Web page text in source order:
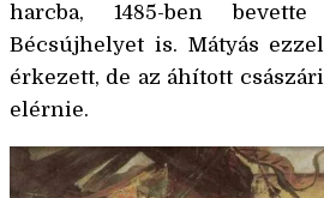
harcba, 1485-ben bevette
Bécsújhelyet is. Mátyás
érkezett, de az áhított
elérnie.